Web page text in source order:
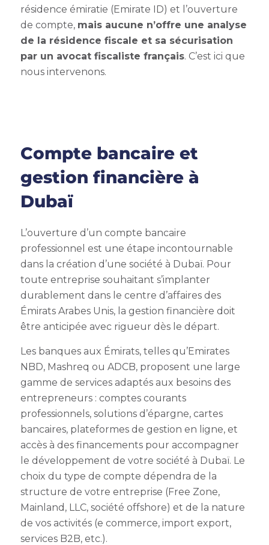
résidence émiratie (Emirate ID) et l’ouverture
de compte, mais aucune n’offre une analyse
de la résidence fiscale et sa sécurisation
par un avocat fiscaliste français. C’est ici que
nous intervenons.
Compte bancaire et
gestion financière à
Dubaï
L’ouverture d’un compte bancaire
professionnel est une étape incontournable
dans la création d’une société à Dubaï. Pour
toute entreprise souhaitant s’implanter
durablement dans le centre d’affaires des
Émirats Arabes Unis, la gestion financière doit
être anticipée avec rigueur dès le départ.
Les banques aux Émirats, telles qu’Emirates
NBD, Mashreq ou ADCB, proposent une large
gamme de services adaptés aux besoins des
entrepreneurs : comptes courants
professionnels, solutions d’épargne, cartes
bancaires, plateformes de gestion en ligne, et
accès à des financements pour accompagner
le développement de votre société à Dubaï. Le
choix du type de compte dépendra de la
structure de votre entreprise (Free Zone,
Mainland, LLC, société offshore) et de la nature
de vos activités (e commerce, import export,
services B2B, etc.).